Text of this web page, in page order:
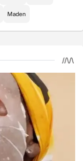
Maden